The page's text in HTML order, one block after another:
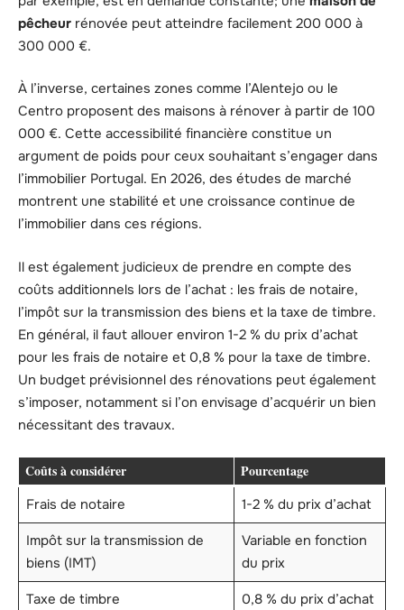
pêcheur rénovée peut atteindre facilement 200 000 à
300 000 €.
À l’inverse, certaines zones comme l’Alentejo ou le
Centro proposent des maisons à rénover à partir de 100
000 €. Cette accessibilité financière constitue un
argument de poids pour ceux souhaitant s’engager dans
l’immobilier Portugal. En 2026, des études de marché
montrent une stabilité et une croissance continue de
l’immobilier dans ces régions.
Il est également judicieux de prendre en compte des
coûts additionnels lors de l’achat : les frais de notaire,
l’impôt sur la transmission des biens et la taxe de timbre.
En général, il faut allouer environ 1-2 % du prix d’achat
pour les frais de notaire et 0,8 % pour la taxe de timbre.
Un budget prévisionnel des rénovations peut également
s’imposer, notamment si l’on envisage d’acquérir un bien
nécessitant des travaux.
Coûts à considérer Pourcentage
Frais de notaire
1-2 % du prix d’achat
Impôt sur la transmission de
biens (IMT)
Variable en fonction
du prix
Taxe de timbre
0,8 % du prix d’achat